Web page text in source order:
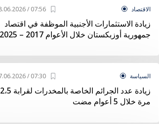
الاقتصاد 07:56 / 28.06.2026
زيادة الاستثمارات الأجنبية الموظفة في اقتصاد
جمهورية أوزبكستان خلال الأعوام 2017 – 2025
السياسة 07:30 / 27.06.2026
زيادة عدد الجرائم الخاصة بالمخدرات لقرابة 2،5
مرة خلال 5 أعوام مضت